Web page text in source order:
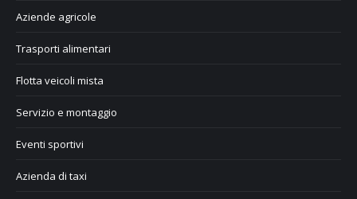
Aziende agricole
Trasporti alimentari
Flotta veicoli mista
Servizio e montaggio
Eventi sportivi
Azienda di taxi